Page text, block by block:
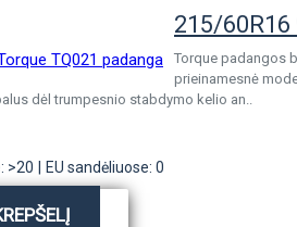
215/
Torque padangos
prieinamesnė
dėl trumpesnio stabdymo kelio an..
>20 EU sandėliuose: 0